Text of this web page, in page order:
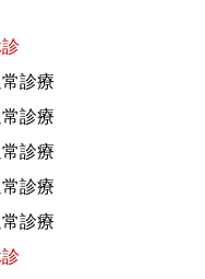
診療
診療
診療
診療
診療